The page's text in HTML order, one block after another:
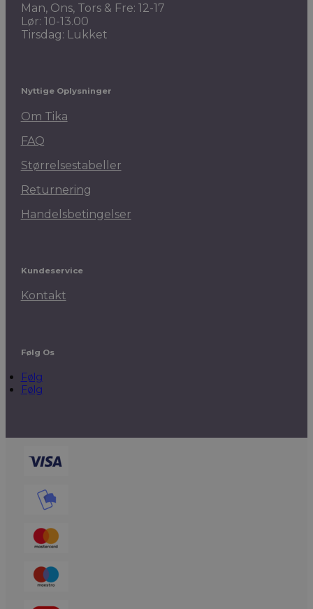
Man, Ons, Tors & Fre: 12-17
Lør: 10-13.00
Tirsdag: Lukket
Nyttige Oplysninger
Om Tika
FAQ
Størrelsestabeller
Returnering
Handelsbetingelser
Kundeservice
Kontakt
Følg Os
Følg
Følg